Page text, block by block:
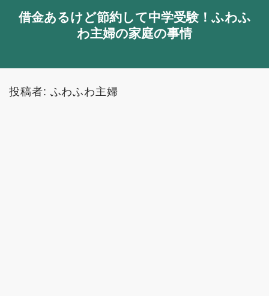
借金あるけど節約して中学受験！ふわふ
わ主婦の家庭の事情
投稿者: ふわふわ主婦